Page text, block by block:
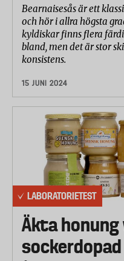
Bearnaisesås är ett
och hör i allra högsta
kyldiskar finns flera
bland, men det är stor
konsistens.
15 JUNI 2024
LABORATORIETEST
Äkta honung
sockerdopad